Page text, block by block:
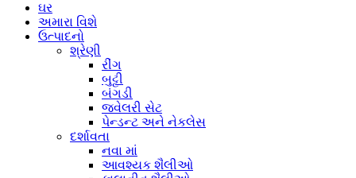
ઘર
અમારા વિશે
ઉત્પાદનો
શ્રેણી
રીંગ
બુટ્ટી
બંગડી
જ્વેલરી સેટ
પેન્ડન્ટ અને નેકલેસ
દર્શાવતા
નવા માં
આવશ્યક શૈલીઓ